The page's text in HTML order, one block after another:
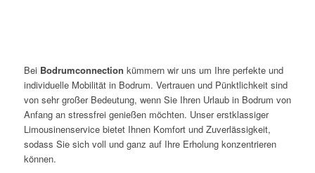
Bei Bodrumconnection kümmern wir uns um Ihre perfekte und
individuelle Mobilität in Bodrum. Vertrauen und Pünktlichkeit sind
von sehr großer Bedeutung, wenn Sie Ihren Urlaub in Bodrum von
Anfang an stressfrei genießen möchten. Unser erstklassiger
Limousinenservice bietet Ihnen Komfort und Zuverlässigkeit,
sodass Sie sich voll und ganz auf Ihre Erholung konzentrieren
können.